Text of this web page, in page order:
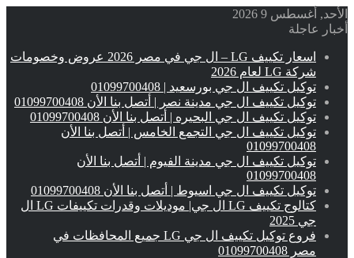
الأحد, أغسطس 9 2026
أخبار عاجلة
اسعار تكييف LG – ال جي في مصر 2026 عروض وخصومات
شركة LG لعام 2026
توكيل تكييف ال جي بورسعيد | 01099700408
توكيل تكييف ال جي مدينة نصر | أتصل بنا الأن 01099700408
توكيل تكييف ال جي البحيره | أتصل بنا الأن 01099700408
توكيل تكييف ال جي التجمع الخامس | أتصل بنا الأن
01099700408
توكيل تكييف ال جي مدينة الفيوم | أتصل بنا الأن
01099700408
توكيل تكييف ال جي اسيوط | أتصل بنا الأن 01099700408
كتالوج تكييف LG ال جي| موديلات وقدرات تكييفات LG ال
جي 2025
فروع توكيل تكييف ال جي LG جميع المحافظات في
مصر 01099700408